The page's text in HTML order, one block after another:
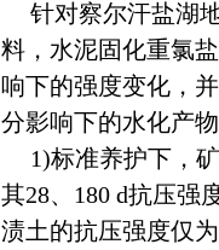
针对察尔汗盐湖
料，水泥固化重氯
响下的强度变化，
分影响下的水化产
1)标准养护下，
其28、180 d抗压强
渍土的抗压强度仅